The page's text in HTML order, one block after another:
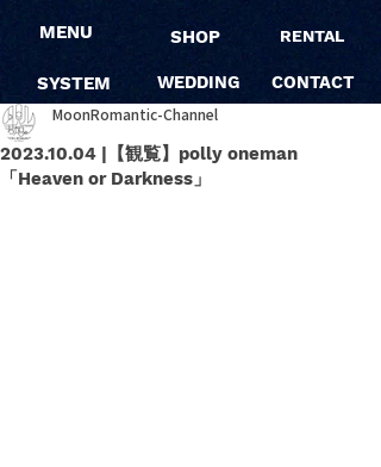
MENU
SYSTEM
SHOP
WEDDING
RENTAL
CONTACT
2023.10.04 |【観覧】polly oneman
「Heaven or Darkness」
MoonRomantic-Channel